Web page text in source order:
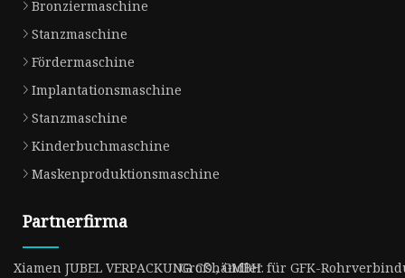
Bronziermaschine
Stanzmaschine
Fördermaschine
Implantationsmaschine
Stanzmaschine
Kinderbuchmaschine
Maskenproduktionsmaschine
Partnerfirma
Xiamen JUBEL VERPACKUNG CO., GMBH.
Großhändler für GFK-